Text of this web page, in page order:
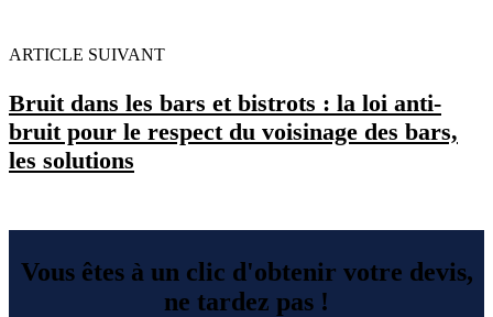
ARTICLE SUIVANT
Bruit dans les bars et bistrots : la loi anti-
bruit pour le respect du voisinage des bars,
les solutions
Vous êtes à un clic d'obtenir votre devis,
ne tardez pas !